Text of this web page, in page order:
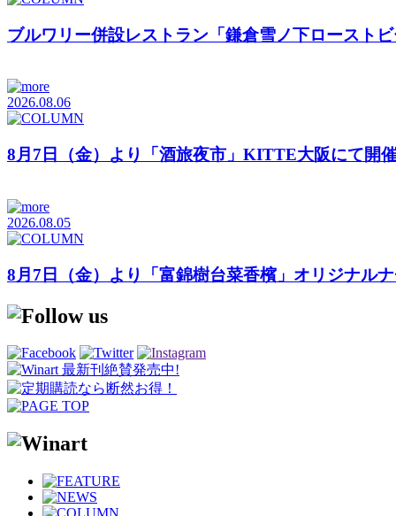
ブルワリー併設レストラン「鎌倉雪ノ下ロースト
2026.08.06
8月7日（金）より「酒旅夜市」KITTE大阪にて開
2026.08.05
8月7日（金）より「富錦樹台菜香檳」オリジナル